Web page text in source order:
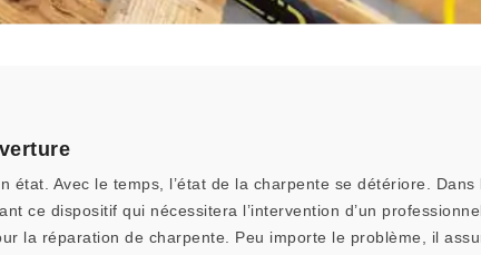
Avec le temps, l’état de la charpente se détériore. Dans
ce dispositif qui nécessitera l’intervention d’un
la réparation de charpente. Peu importe le problème, il